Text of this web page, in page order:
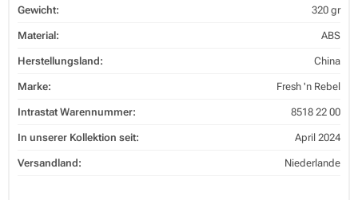
Gewicht: 320 gr
Material: ABS
Herstellungsland: China
Marke: Fresh 'n Rebel
Intrastat Warennummer: 8518 22 00
In unserer Kollektion seit: April 2024
Versandland: Niederlande